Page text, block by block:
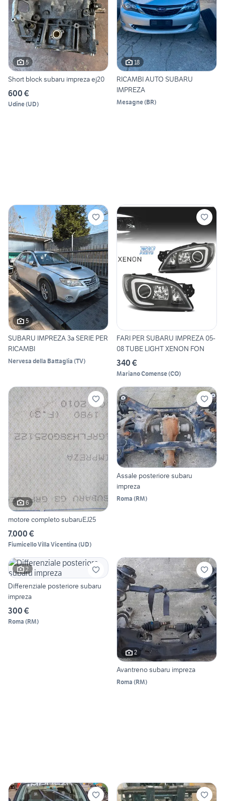
5
Short block subaru impreza ej20
600 €
Udine(UD)
18
RICAMBI AUTO SUBARU
IMPREZA
Mesagne(BR)
5
SUBARU IMPREZA 3a SERIE PER
RICAMBI
Nervesa della Battaglia (TV)
FARI PER SUBARU IMPREZA 05-
08 TUBE LIGHT XENON FON
340 €
Mariano Comense(CO)
6
motore completo subaruEJ25
7.000 €
Fiumicello Villa Vicentina (UD)
Assale posteriore subaru
impreza
Roma (RM)
2
Differenziale posteriore subaru
impreza
300 €
Roma (RM)
2
Avantreno subaru impreza
Roma (RM)